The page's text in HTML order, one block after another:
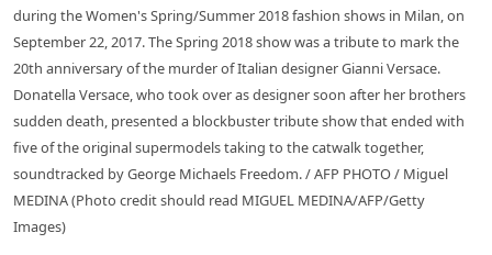
during the Women's Spring/Summer 2018 fashion shows in Milan, on
September 22, 2017. The Spring 2018 show was a tribute to mark the
20th anniversary of the murder of Italian designer Gianni Versace.
Donatella Versace, who took over as designer soon after her brothers
sudden death, presented a blockbuster tribute show that ended with
five of the original supermodels taking to the catwalk together,
soundtracked by George Michaels Freedom. / AFP PHOTO / Miguel
MEDINA (Photo credit should read MIGUEL MEDINA/AFP/Getty
Images)